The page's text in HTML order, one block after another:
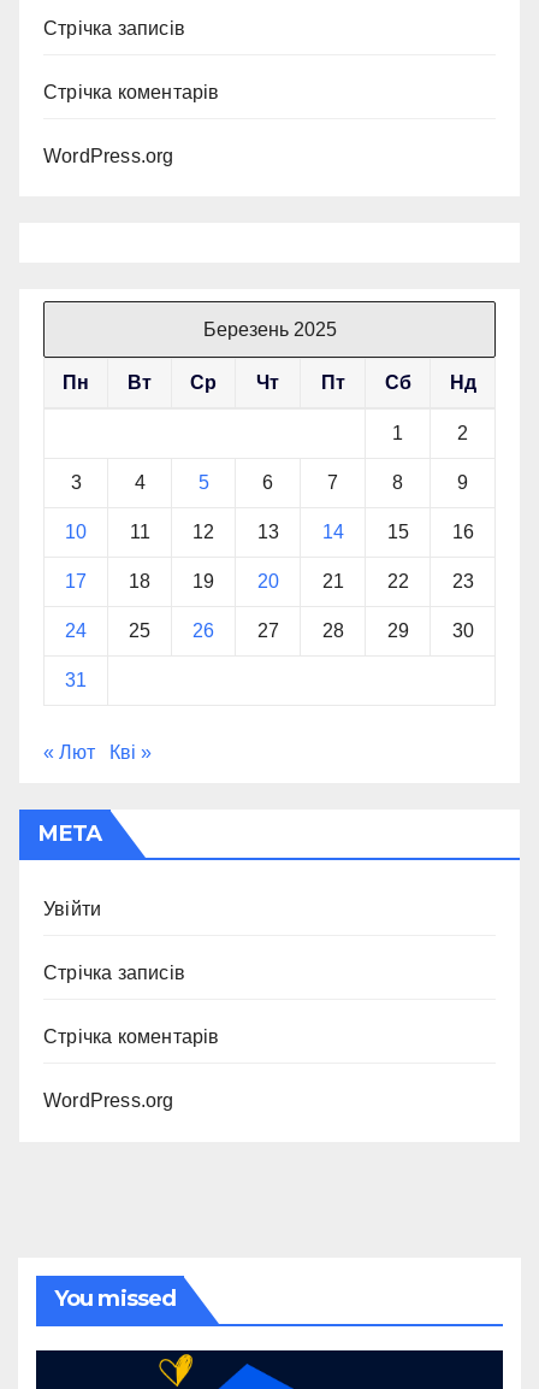
Стрічка записів
Стрічка коментарів
WordPress.org
Березень 2025
Пн Вт Ср Чт Пт Сб Нд
1 2
3 4 5 6 7 8 9
10 11 12 13 14 15 16
17 18 19 20 21 22 23
24 25 26 27 28 29 30
31
« Лют Кві »
МЕТА
Увійти
Стрічка записів
Стрічка коментарів
WordPress.org
You missed